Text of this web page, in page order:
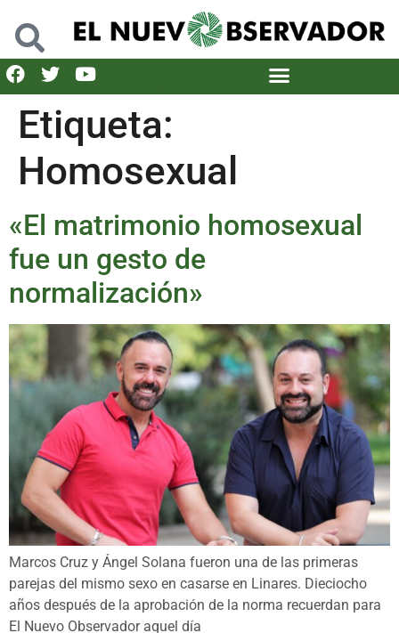
Etiqueta:
Homosexual
«El matrimonio homosexual
fue un gesto de
normalización»
Marcos Cruz y Ángel Solana fueron una de las primeras
parejas del mismo sexo en casarse en Linares. Dieciocho
años después de la aprobación de la norma recuerdan para
El Nuevo Observador aquel día